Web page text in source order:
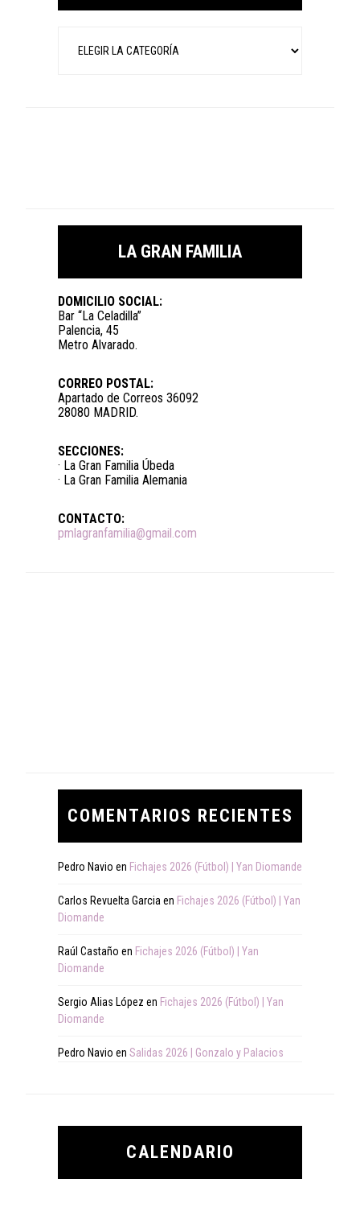
LA GRAN FAMILIA
DOMICILIO SOCIAL:
Bar “La Celadilla”
Palencia, 45
Metro Alvarado.
CORREO POSTAL:
Apartado de Correos 36092
28080 MADRID.
SECCIONES:
· La Gran Familia Úbeda
· La Gran Familia Alemania
CONTACTO:
pmlagranfamilia@gmail.com
COMENTARIOS RECIENTES
Pedro Navio en Fichajes 2026 (Fútbol) | Yan Diomande
Carlos Revuelta Garcia en Fichajes 2026 (Fútbol) | Yan
Diomande
Raúl Castaño en Fichajes 2026 (Fútbol) | Yan
Diomande
Sergio Alias López en Fichajes 2026 (Fútbol) | Yan
Diomande
Pedro Navio en Salidas 2026 | Gonzalo y Palacios
CALENDARIO